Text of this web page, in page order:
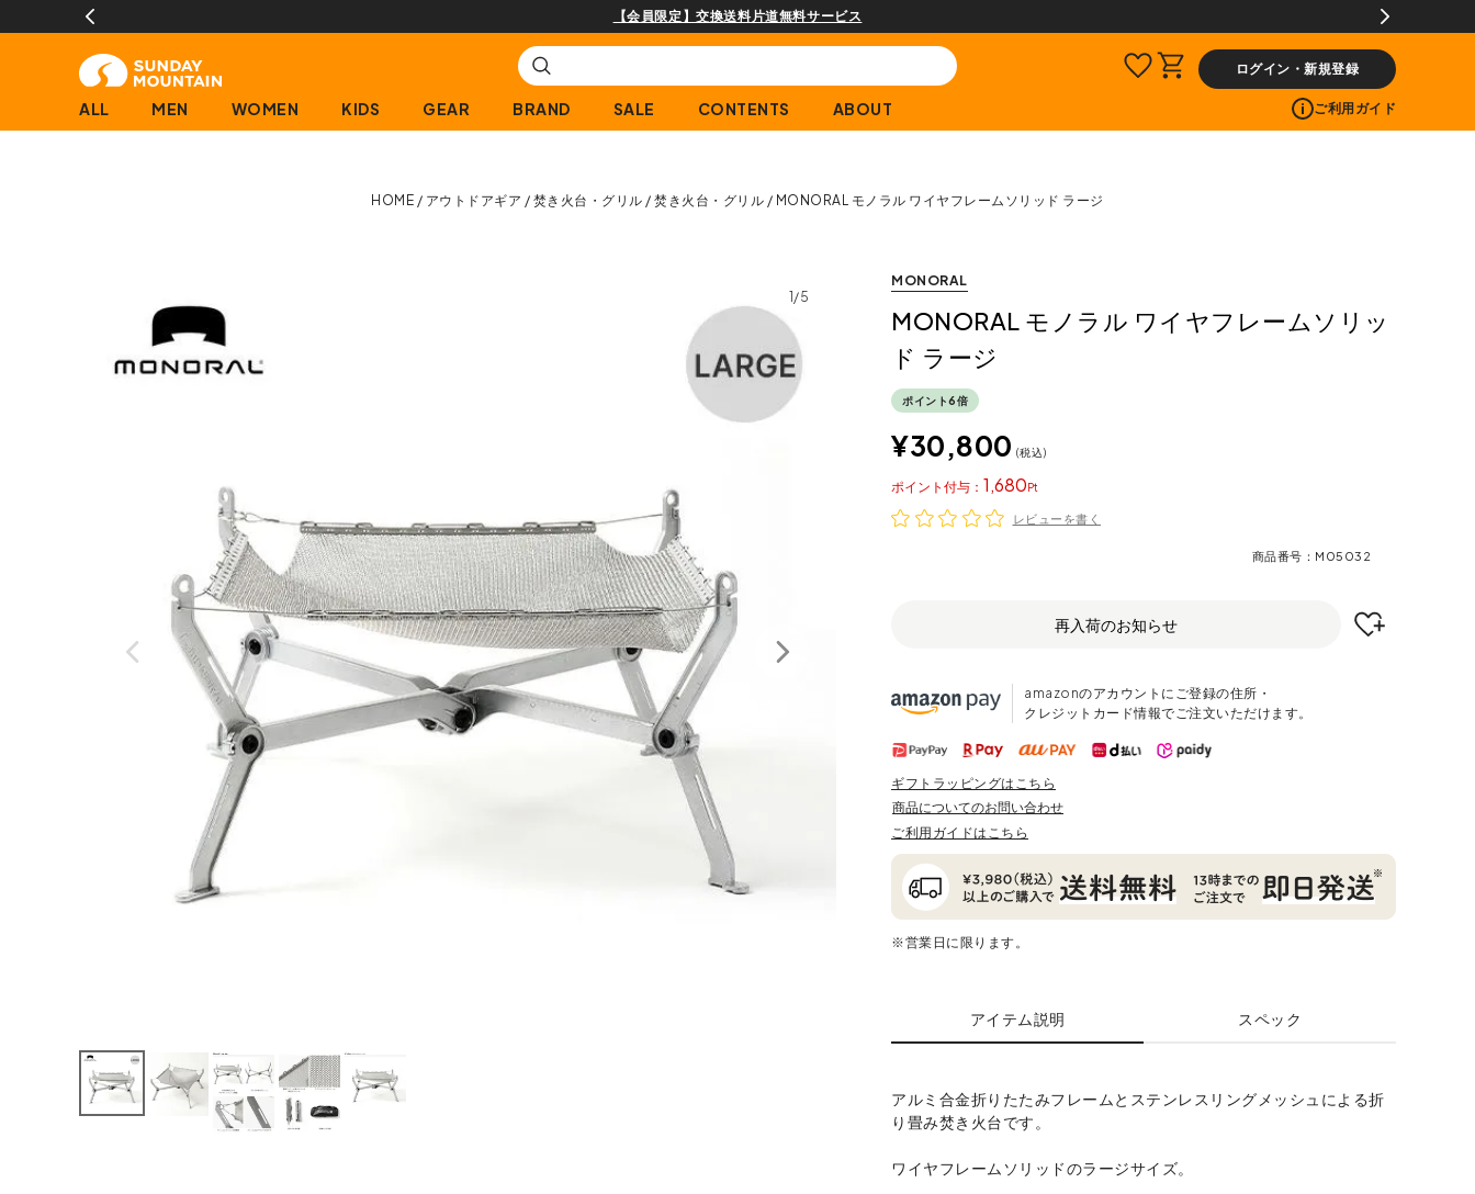
購入商品[¥2,000(税込)以上]のレビュー投稿で300ptプレゼント!
ログイン・新規登録
ALL MEN WOMEN KIDS GEAR BRAND SALE CONTENTS ABOUT ご利用ガイド
HOME アウトドアギア 焚き火台・グリル 焚き火台・グリル MONORAL モノラル ワイヤフレームソリッド ラージ
1/5
MONORAL
MONORAL モノラル ワイヤフレームソリッ
ド ラージ
ポイント6倍
¥30,800 税込
1,680
ポイント
レビューを書く
商品番号 M05032
再入荷のお知らせ
amazonのアカウントにご登録の住所・
クレジットカード情報でご注文いただけます。
ギフトラッピングはこちら
商品についてのお問い合わせ
ご利用ガイドはこちら
※営業日に限ります。
アイテム説明 スペック
アルミ合金折りたたみフレームとステンレスリングメッシュによる折
り畳み焚き火台です。
ワイヤフレームソリッドのラージサイズ。